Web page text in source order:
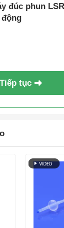
đúc phun
Tiếp tục